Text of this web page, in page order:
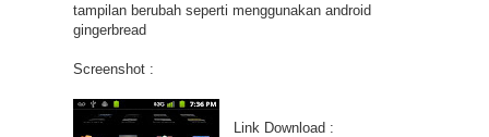
tampilan berubah seperti menggunakan android
gingerbread
Screenshot :
Link Download :